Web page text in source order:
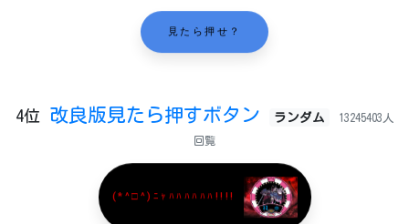
見たら押せ？
4位 改良版見たら押すボタン ランダム 13245403人
回覧
(*^□^)ﾆｬﾊﾊﾊﾊﾊﾊ!!!!